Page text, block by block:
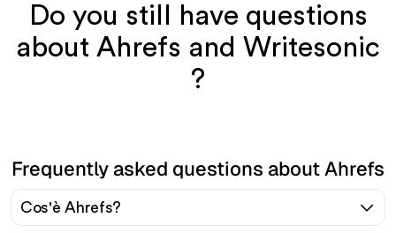
Do you still have questions
about Ahrefs and Writesonic
?
Frequently asked questions about Ahrefs
Cos'è Ahrefs?